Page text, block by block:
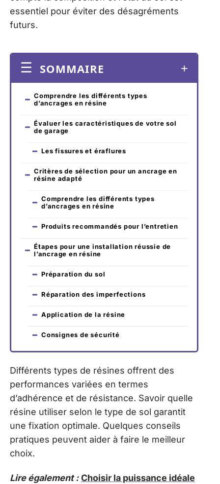
essentiel pour éviter des désagréments
futurs.
SOMMAIRE
Comprendre les différents types
d’ancrages en résine
Évaluer les caractéristiques de votre sol
de garage
Les fissures et éraflures
Critères de sélection pour un ancrage en
résine adapté
Comprendre les différents types
d’ancrages en résine
Produits recommandés pour l’entretien
Étapes pour une installation réussie de
l’ancrage en résine
Préparation du sol
Réparation des imperfections
Application de la résine
Consignes de sécurité
Différents types de résines offrent des
performances variées en termes
d’adhérence et de résistance. Savoir quelle
résine utiliser selon le type de sol garantit
une fixation optimale. Quelques conseils
pratiques peuvent aider à faire le meilleur
choix.
Lire également : Choisir la puissance idéale